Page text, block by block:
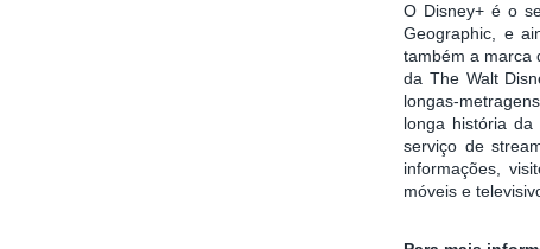
O Disney+ é o
Geographic, e
também a marca
da The Walt
longas-
longa história
serviço de
informações,
móveis e